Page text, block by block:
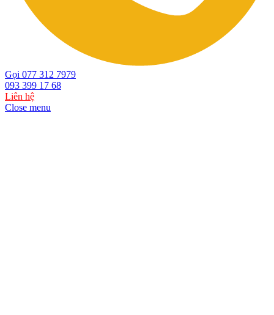
Gọi 077 312 7979
093 399 17 68
Liên hệ
Close menu